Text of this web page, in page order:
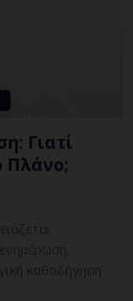
Γιατί
Πλάνο;
καθοδήγηση